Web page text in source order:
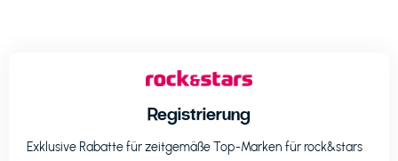
Registrierung
Exklusive Rabatte für zeitgemäße Top-Marken fürrock&stars